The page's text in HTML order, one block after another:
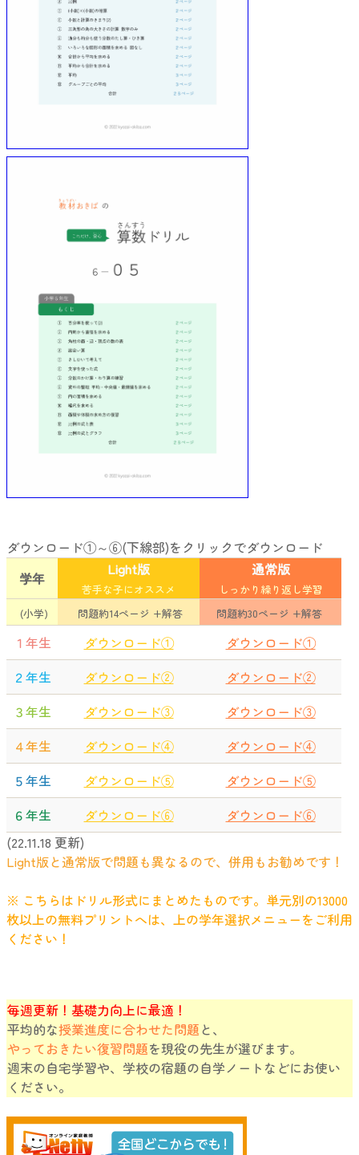
ダウンロード①～⑥(下線部)をクリックでダウンロード
学年
Light版
苦手な子にオススメ
通常版
しっかり繰り返し学習
(小学)
問題約14ページ +解答 問題約30ページ +解答
１年生 ダウンロード①
ダウンロード①
２年生
ダウンロード②
ダウンロード②
３年生
ダウンロード③
ダウンロード③
４年生
ダウンロード④
ダウンロード④
５年生
ダウンロード⑤
ダウンロード⑤
６年生
ダウンロード⑥
ダウンロード⑥
(22.11.18 更新)
Light版と通常版で問題も異なるので、併用もお勧めです！
※ こちらはドリル形式にまとめたものです。単元別の13000
枚以上の無料プリントへは、上の学年選択メニューをご利用
ください！
毎週更新！基礎力向上に最適！
平均的な授業進度に合わせた問題と、
やっておきたい復習問題を現役の先生が選びます。
週末の自宅学習や、学校の宿題の自学ノートなどにお使い
ください。